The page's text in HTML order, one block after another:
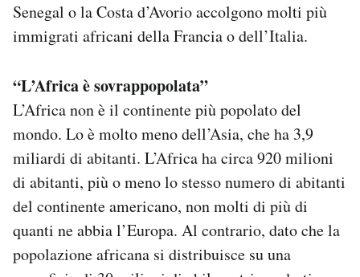
Senegal o la Costa d’Avorio accolgono molti più
immigrati africani della Francia o dell’Italia.
“L’Africa è sovrappopolata”
L’Africa non è il continente più popolato del
mondo. Lo è molto meno dell’Asia, che ha 3,9
miliardi di abitanti. L’Africa ha circa 920 milioni
di abitanti, più o meno lo stesso numero di abitanti
del continente americano, non molti di più di
quanti ne abbia l’Europa. Al contrario, dato che la
popolazione africana si distribuisce su una